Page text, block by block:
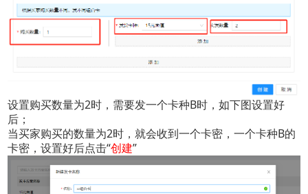
设置购买数量为2时，需要发一个卡种B时，如下图设置好
后；
当买家购买的数量为2时，就会收到一个卡密，一个卡种B的
卡密，设置好后点击“创建”